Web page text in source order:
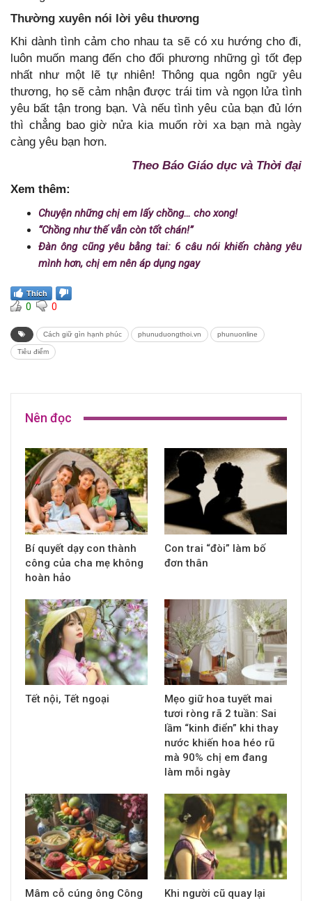
Thường xuyên nói lời yêu thương
Khi dành tình cảm cho nhau ta sẽ có xu hướng cho đi,
luôn muốn mang đến cho đối phương những gì tốt đẹp
nhất như một lẽ tự nhiên! Thông qua ngôn ngữ yêu
thương, họ sẽ cảm nhận được trái tim và ngọn lửa tình
yêu bất tận trong bạn. Và nếu tình yêu của bạn đủ lớn
thì chẳng bao giờ nửa kia muốn rời xa bạn mà ngày
càng yêu bạn hơn.
Theo Báo Giáo dục và Thời đại
Xem thêm:
Chuyện những chị em lấy chồng… cho xong!
“Chồng như thế vẫn còn tốt chán!”
Đàn ông cũng yêu bằng tai: 6 câu nói khiến chàng yêu
mình hơn, chị em nên áp dụng ngay
Thích
0 0
Cách giữ gìn hạnh phúc phunuduongthoi.vn phunuonline
Tiêu điểm
Nên đọc
Bí quyết dạy con thành
công của cha mẹ không
hoàn hảo
Con trai “đòi” làm bố
đơn thân
Tết nội, Tết ngoại
Mẹo giữ hoa tuyết mai
tươi ròng rã 2 tuần: Sai
lầm “kinh điển” khi thay
nước khiến hoa héo rũ
mà 90% chị em đang
làm mỗi ngày
Mâm cỗ cúng ông Công
Khi người cũ quay lại